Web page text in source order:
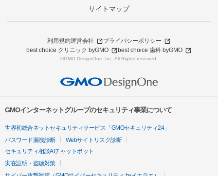
サイトマップ
利用規約運営会社
プライバシーポリシー
best choice クリニック byGMO
best choice 歯科 byGMO
©GMO DesignOne, Inc. All Rights reserved.
GMOインターネットグループのセキュリティ事業について
世界初総合ネットセキュリティサービス「GMOセキュリティ24」
パスワード漏洩診断
Webサイトリスク診断
セキュリティ相談AIチャットボット
実在証明・盗聴対策